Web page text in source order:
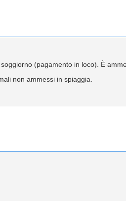
(pagamento in loco). È
non ammessi in spiaggia.